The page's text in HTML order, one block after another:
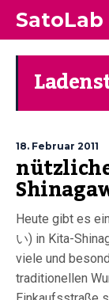
SatoLab
18. Februar 2011
Heute gibt es
い) in Kita-
viele und
traditionellen